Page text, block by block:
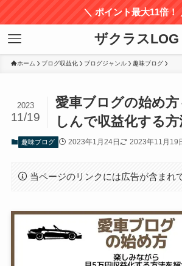
＼ ポイント最大11倍！
ザクラスLOG
ホーム ブログ収益化 ブログジャンル 趣味ブログ
愛車ブログの始め
しんで収益化する
2023
11/19
趣味ブログ 2023年1月24日 2023年11月19
当ページのリンクには広告が含まれ